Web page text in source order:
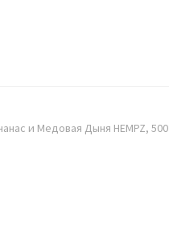
и Медовая Дыня HEMPZ, 500